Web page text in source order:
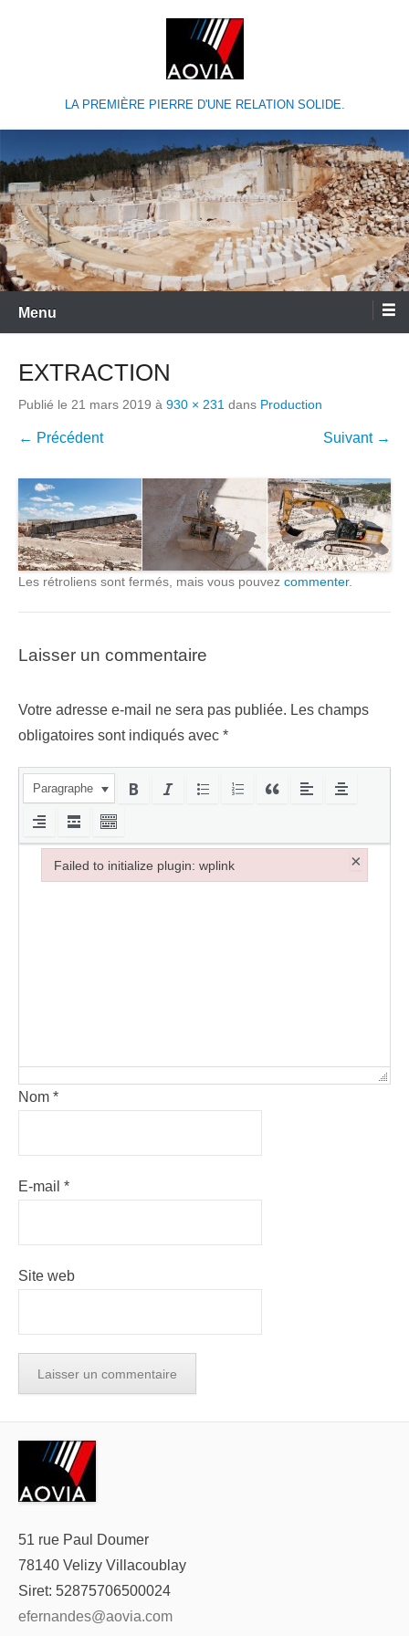
LA PREMIÈRE PIERRE D'UNE RELATION SOLIDE.
Menu
EXTRACTION
Publié le 21 mars 2019 à 930 × 231 dans Production
← Précédent Suivant →
Les rétroliens sont fermés, mais vous pouvez commenter.
Laisser un commentaire
Votre adresse e-mail ne sera pas publiée. Les champs
obligatoires sont indiqués avec *
Paragraphe
Nom *
E-mail *
Site web
51 rue Paul Doumer
78140 Velizy Villacoublay
Siret: 52875706500024
efernandes@aovia.com
Failed to initialize plugin: wplink ×
Failed to initialize plugin: wplink